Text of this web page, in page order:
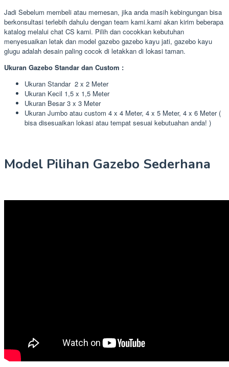
Jadi Sebelum membeli atau memesan, jika anda masih kebingungan bisa
berkonsultasi terlebih dahulu dengan team kami.kami akan kirim beberapa
katalog melalui chat CS kami. Pilih dan cocokkan kebutuhan
menyesuaikan letak dan model gazebo gazebo kayu jati, gazebo kayu
glugu adalah desain paling cocok di letakkan di lokasi taman.
Ukuran Gazebo Standar dan Custom :
Ukuran Standar 2 x 2 Meter
Ukuran Kecil 1,5 x 1,5 Meter
Ukuran Besar 3 x 3 Meter
Ukuran Jumbo atau custom 4 x 4 Meter, 4 x 5 Meter, 4 x 6 Meter (
bisa disesuaikan lokasi atau tempat sesuai kebutuahan anda! )
Model Pilihan Gazebo Sederhana